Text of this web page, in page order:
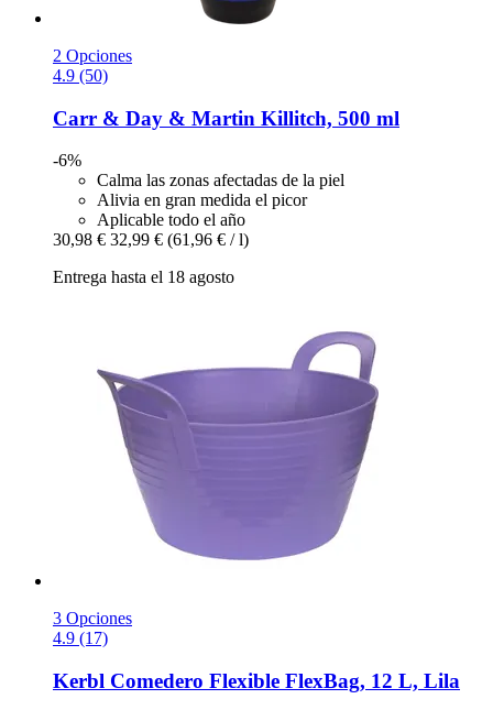
2 Opciones
4.9 (50)
Carr & Day & Martin Killitch, 500 ml
-6%
Calma las zonas afectadas de la piel
Alivia en gran medida el picor
Aplicable todo el año
30,98 € 32,99 € (61,96 € / l)
Entrega hasta el 18 agosto
3 Opciones
4.9 (17)
Kerbl Comedero Flexible FlexBag, 12 L, Lila